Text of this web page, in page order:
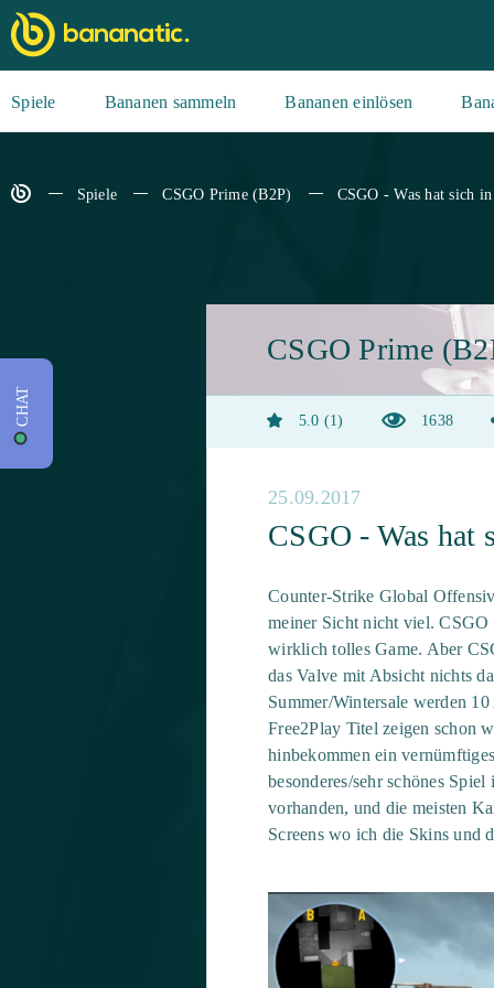
Spiele Bananen sammeln Bananen einlösen
Spiele CSGO Prime (B2P) CSGO - Was hat sich in
CSGO Prime
5.0 1 1638
25.09.2017
CSGO - Was hat
Counter-Strike Global
meiner Sicht nicht viel. CSGO
wirklich tolles Game. Aber
das Valve mit Absicht nichts
Summer/Wintersale werden
Free2Play Titel zeigen schon
hinbekommen ein
besonderes/sehr schönes
vorhanden, und die meisten
Screens wo ich die Skins und
CHAT